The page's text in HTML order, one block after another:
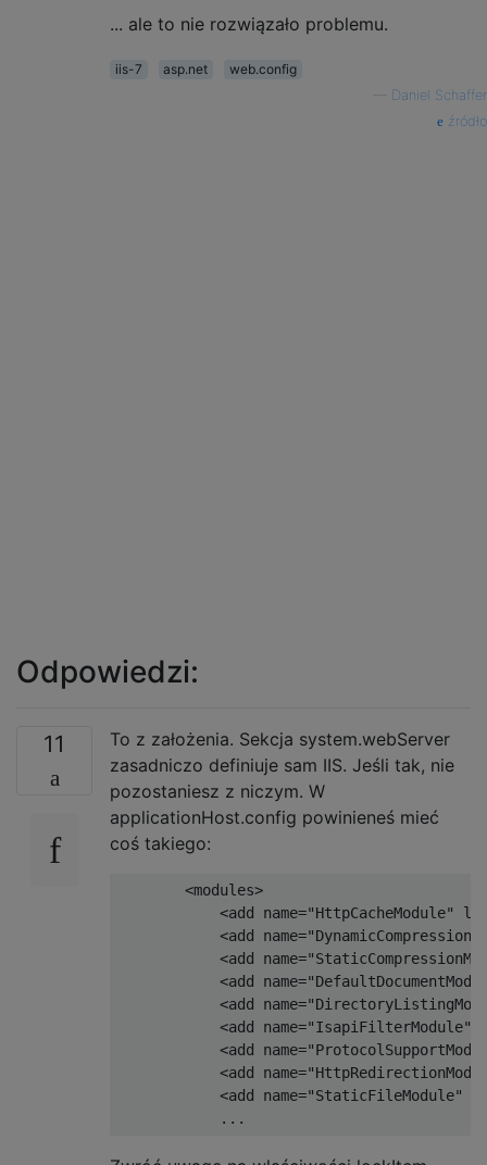
... ale to nie rozwiązało problemu.
iis-7 asp.net
web.config
Daniel Schaffer
źródło
Odpowiedzi:
11
To z założenia. Sekcja system.webServer
zasadniczo definiuje sam IIS. Jeśli tak, nie
pozostaniesz z niczym. W
applicationHost.config powinieneś mieć
coś takiego:
        <modules>
<add name="HttpCacheModule"
<add
<add
<add
<add
<add name="IsapiFilterModule"
<add
<add
<add name="StaticFileModule"